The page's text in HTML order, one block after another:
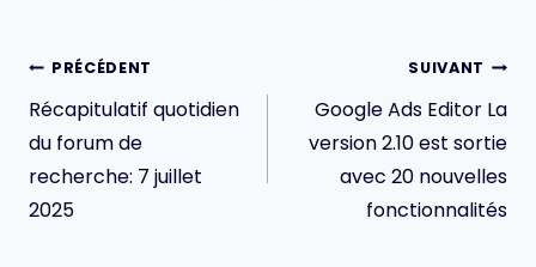
Navigation
de
l’article
PRÉCÉDENT
Récapitulatif quotidien
du forum de
recherche: 7 juillet
2025
SUIVANT
Google Ads Editor La
version 2.10 est sortie
avec 20 nouvelles
fonctionnalités